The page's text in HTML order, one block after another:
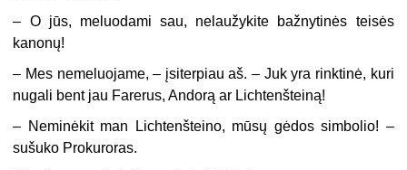
– O jūs, meluodami sau, nelaužykite bažnytinės teisės
kanonų!
– Mes nemeluojame, – įsiterpiau aš. – Juk yra rinktinė, kuri
nugali bent jau Farerus, Andorą ar Lichtenšteiną!
– Neminėkit man Lichtenšteino, mūsų gėdos simbolio! –
sušuko Prokuroras.